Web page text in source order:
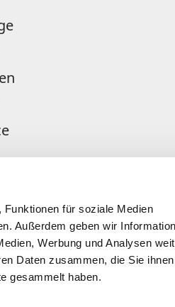
für soziale Medien
Außerdem geben wir
Werbung und Analysen
Daten zusammen, die Sie ihnen
gesammelt haben.